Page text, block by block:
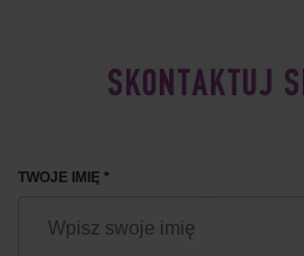
SKONTAKTUJ
TWOJE IMIĘ *